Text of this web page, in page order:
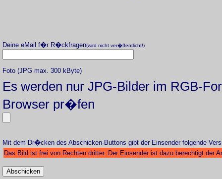
Deine eMail f�r R�ckfragen(wird nicht ver�ffentlicht!)
Foto (JPG max. 300 kByte)
Es werden nur JPG-Bilder im RGB-
Browser pr�fen
Mit dem Dr�cken des Abschicken-Buttons gibt der Einsender folgende
Das Bild ist frei von Rechten dritter. Der Einsender ist dazu berechtigt der